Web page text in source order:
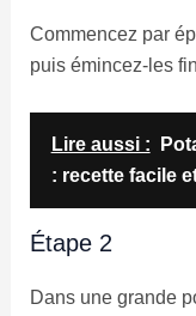
Commencez par
puis émincez-les
Lire aussi :
: recette facile
Étape 2
Dans une grande